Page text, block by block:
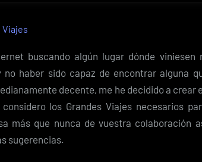
no
es
Viajes
buscando algún lugar dónde viniesen
no haber sido capaz de encontrar alguna
decente, me he decidido a crear
los Grandes Viajes necesarios
más que nunca de vuestra colaboración
sugerencias.